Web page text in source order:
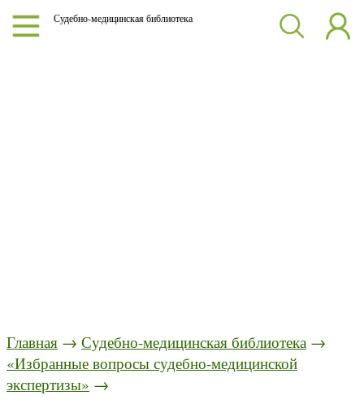
Судебно-медицинская библиотека
Главная → Судебно-медицинская библиотека →
«Избранные вопросы судебно-медицинской
экспертизы» →